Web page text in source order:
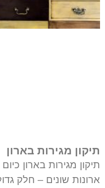
תיקון מגירות בארון
תיקון מגירות בארון
ארונות שונים – חלק